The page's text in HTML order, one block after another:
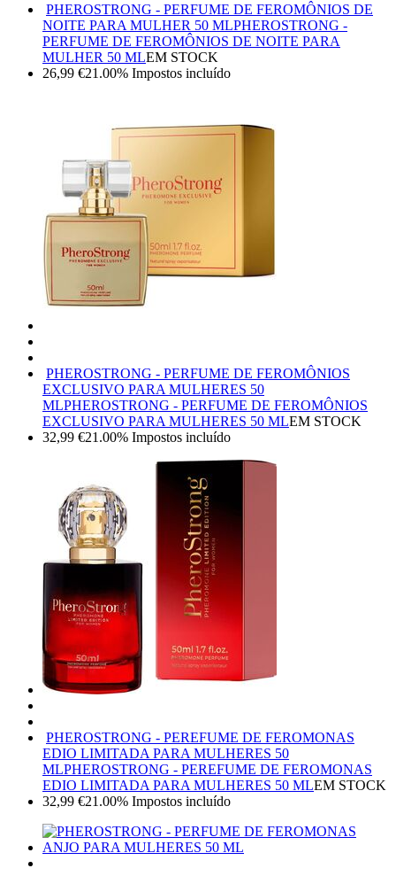
PHEROSTRONG - PERFUME DE FEROMÔNIOS DE
NOITE PARA MULHER 50 MLPHEROSTRONG -
PERFUME DE FEROMÔNIOS DE NOITE PARA
MULHER 50 MLEM STOCK
26,99 €21.00% Impostos incluído
PHEROSTRONG - PERFUME DE FEROMÔNIOS
EXCLUSIVO PARA MULHERES 50
MLPHEROSTRONG - PERFUME DE FEROMÔNIOS
EXCLUSIVO PARA MULHERES 50 MLEM STOCK
32,99 €21.00% Impostos incluído
PHEROSTRONG - PEREFUME DE FEROMONAS
EDIO LIMITADA PARA MULHERES 50
MLPHEROSTRONG - PEREFUME DE FEROMONAS
EDIO LIMITADA PARA MULHERES 50 MLEM STOCK
32,99 €21.00% Impostos incluído